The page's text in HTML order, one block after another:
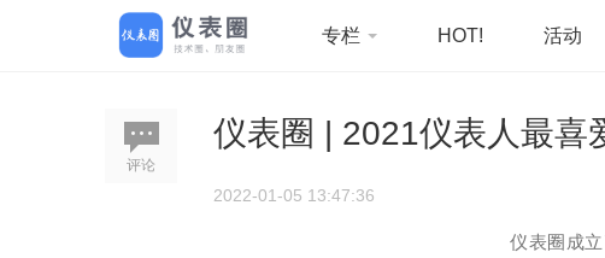
专栏 HOT! 活动
评论
仪表圈 | 2021仪表人最喜
2022-01-05 13:47:36
仪表圈成